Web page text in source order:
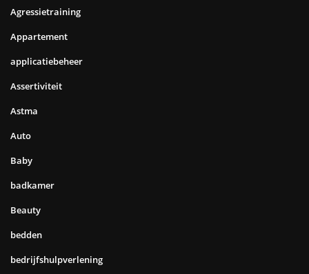
Agressietraining
Appartement
applicatiebeheer
Assertiviteit
Astma
Auto
Baby
badkamer
Beauty
bedden
bedrijfshulpverlening